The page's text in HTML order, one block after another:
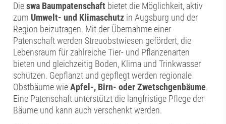
Dieswa Baumpatenschaft bietet die Möglichkeit, aktiv
zum Umwelt- und Klimaschutz in Augsburg und der
Region beizutragen. Mit der Übernahme einer
Patenschaft werden Streuobstwiesen gefördert, die
Lebensraum für zahlreiche Tier- und Pflanzenarten
bieten und gleichzeitig Boden, Klima und Trinkwasser
schützen. Gepflanzt und gepflegt werden regionale
Obstbäume wieApfel-, Birn- oder Zwetschgenbäume.
Eine Patenschaft unterstützt die langfristige Pflege der
Bäume und kann auch verschenkt werden.